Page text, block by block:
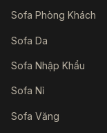
Sofa Phòng Khách
Sofa Da
Sofa Nhập Khẩu
Sofa Nỉ
Sofa Văng